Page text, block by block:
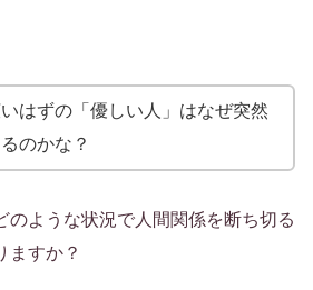
はずの「優しい人」はなぜ突然
のかな？
のような状況で人間関係を断ち切る
ますか？